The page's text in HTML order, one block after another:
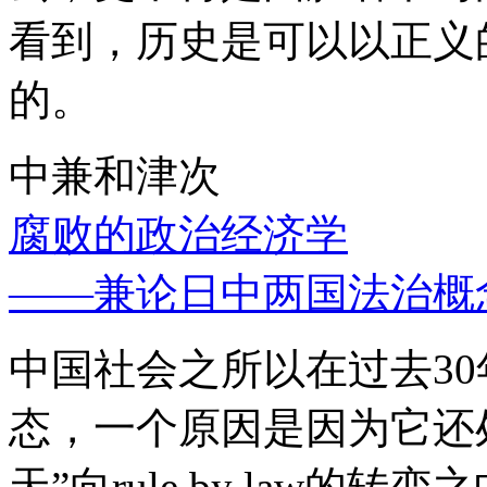
看到，历史是可以以正
的。
中兼和津次
腐败的政治经济学
——兼论日中两国法治概
中国社会之所以在过去
态，一个原因是因为它